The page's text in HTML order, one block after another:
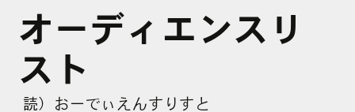
事例紹介
お役立ち情報
オーディエンスリ
スト
読）おーでぃえんすりすと